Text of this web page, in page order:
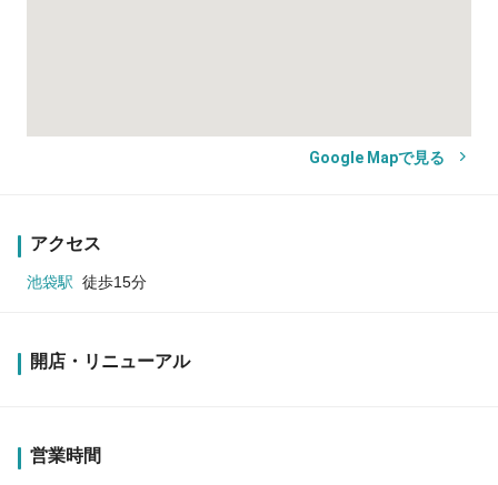
Google Mapで見る
アクセス
池袋駅 徒歩15分
開店・リニューアル
営業時間